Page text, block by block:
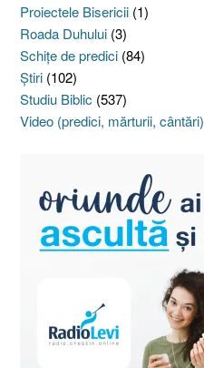
Proiectele Bisericii (1)
Roada Duhului (3)
Schiţe de predici (84)
Ştiri (102)
Studiu Biblic (537)
Video (predici, mărturii, cântări)